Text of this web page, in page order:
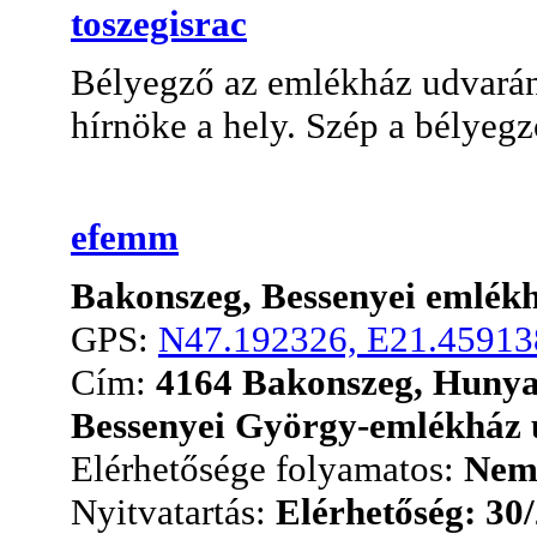
toszegisrac
Bélyegző az emlékház
hírnöke a hely. Szép a
efemm
Bakonszeg, Bessenyei
GPS: N47.192326,
Cím: 4164 Bakonszeg,
Bessenyei György-
Elérhetősége folyamatos: Nem
Nyitvatartás: Elérhetőség: